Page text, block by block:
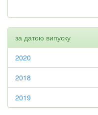
за датою випуску
2020
2018
2019